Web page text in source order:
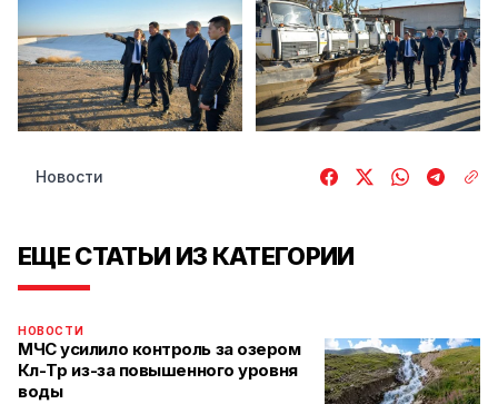
Новости
ЕЩЕ СТАТЬИ ИЗ КАТЕГОРИИ
НОВОСТИ
МЧС усилило контроль за озером
Көл-Төр из-за повышенного уровня
воды